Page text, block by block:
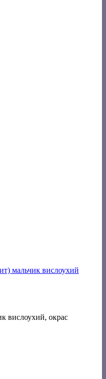
мальчик вислоухий
вислоухий, окрас